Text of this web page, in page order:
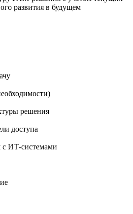
развития в будущем
решения
доступа
с ИТ-системами